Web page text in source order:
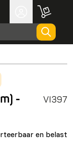
-
VI397
en belast